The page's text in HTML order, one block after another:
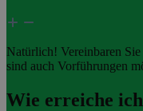
Natürlich! Vereinbaren
sind auch Vorführungen
Wie erreiche